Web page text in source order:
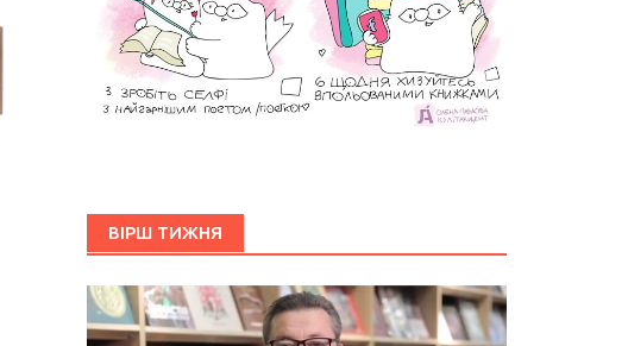
ВІРШ ТИЖНЯ